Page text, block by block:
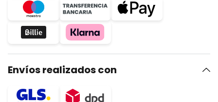
Envíos realizados con